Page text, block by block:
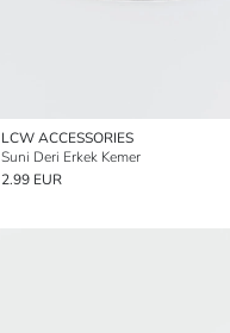
LCW ACCESSORIES
Suni Deri Erkek Kemer
2.99 EUR